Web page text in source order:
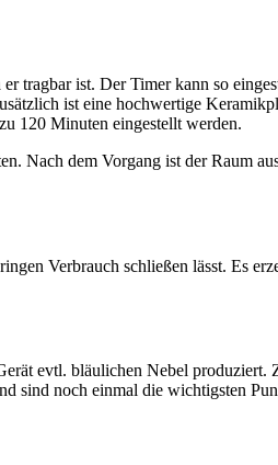
ist. Der Timer kann so
ist eine hochwertige
120 Minuten eingestellt werden.
Nach dem Vorgang ist der Raum
Verbrauch schließen lässt. Es
evtl. bläulichen Nebel
sind noch einmal die wichtigsten